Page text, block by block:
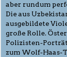
aber rundum
Die aus
ausgebildete
große Rolle.
Polizisten-
zum Wolf-Haas-